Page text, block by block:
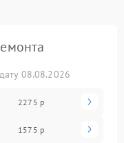
08.08.2026
2275 р
1575 р